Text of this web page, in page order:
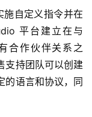
自定义指令并在
合作伙伴关系之
支持团队可以创建
的语言和协议，同